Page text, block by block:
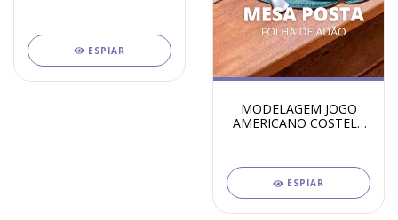
ESPIAR
MODELAGEM JOGO
AMERICANO COSTELA
ESPIAR